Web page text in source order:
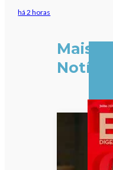
há 2 horas
Mais
Notícias